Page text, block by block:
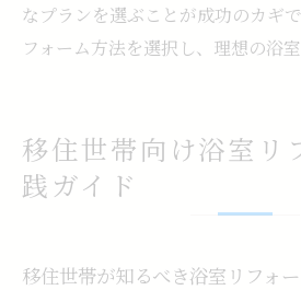
なプランを選ぶことが成功のカギ
フォーム方法を選択し、理想の浴
移住世帯向け浴室リ
践ガイド
移住世帯が知るべき浴室リフォ